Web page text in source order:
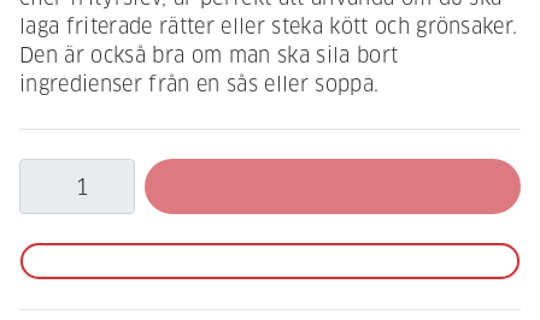
laga friterade rätter eller steka kött och grönsaker.
Den är också bra om man ska sila bort
ingredienser från en sås eller soppa.